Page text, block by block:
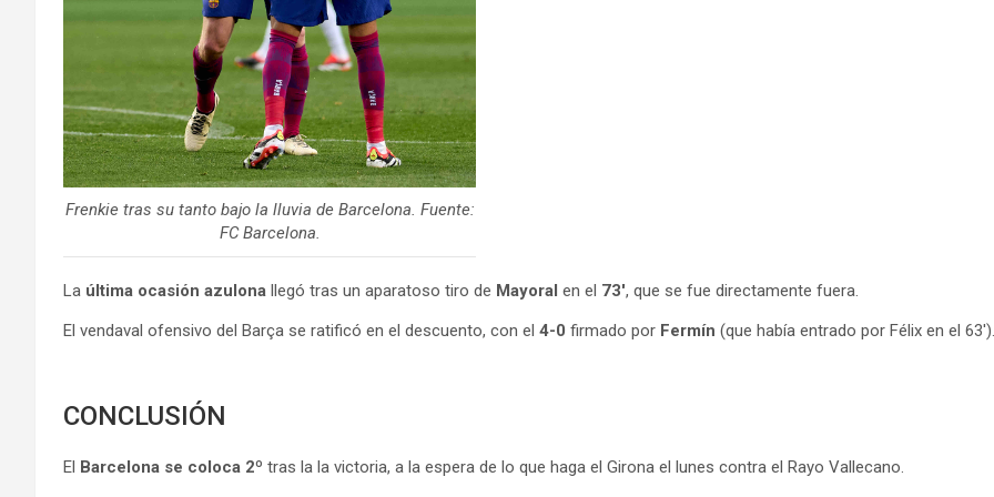
Frenkie tras su tanto bajo la lluvia de Barcelona. Fuente:
FC Barcelona.
La última ocasión azulona llegó tras un aparatoso tiro de Mayoral en el 73′, que se fue directamente fuera.
El vendaval ofensivo del Barça se ratificó en el descuento, con el 4-0 firmado por Fermín (que había entrado por Félix en el 63′).
CONCLUSIÓN
El Barcelona se coloca 2º tras la la victoria, a la espera de lo que haga el Girona el lunes contra el Rayo Vallecano.